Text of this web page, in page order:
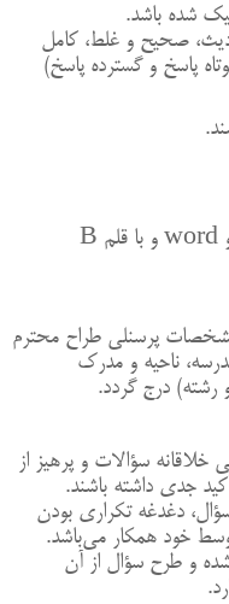
شده باشد.
صحیح و غلط، کامل
پاسخ و گسترده پاسخ)
word و با قلم B
مشخصات پرسنلی طراح محترم
ناحیه و مدرک
درج گردد.
سؤالات و پرهیز از
جدی داشته باشند.
دغدغه تکراری بودن
خود همکار می‌باشد.
و طرح سؤال از آن